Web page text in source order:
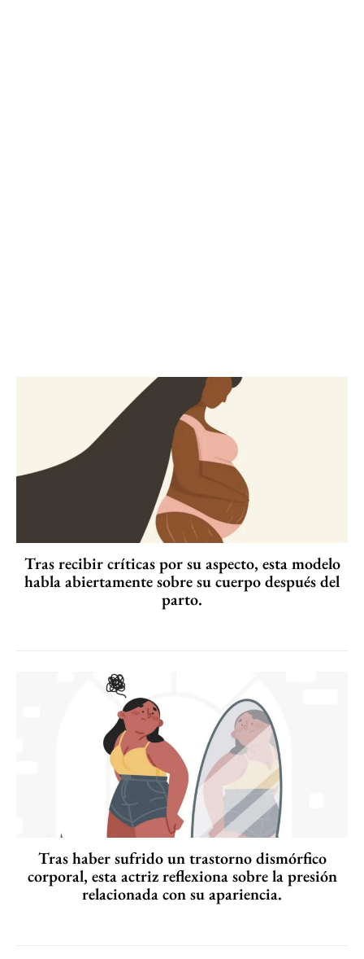
Tras recibir críticas por su aspecto, esta modelo
habla abiertamente sobre su cuerpo después del
parto.
Tras haber sufrido un trastorno dismórfico
corporal, esta actriz reflexiona sobre la presión
relacionada con su apariencia.